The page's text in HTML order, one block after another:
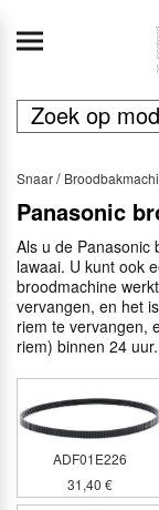
Snaar
Panasonic
Als u de Panasonic
lawaai. U kunt ook
broodmachine
vervangen, en het
riem te vervangen,
riem) binnen 24 uur.
ADF01E226
31,40 €